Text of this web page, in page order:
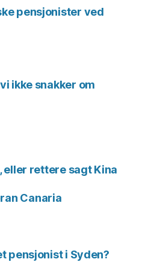
pensjonister ved
ikke snakker om
rettere sagt Kina
Canaria
pensjonist i Syden?